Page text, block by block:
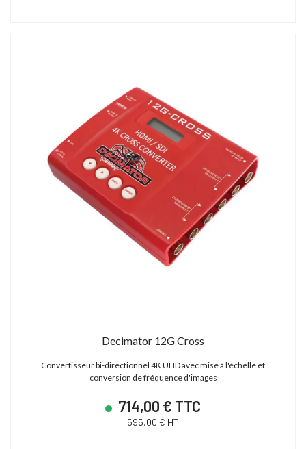
Decimator 12G Cross
Convertisseur bi-directionnel 4K UHD avec mise à l'échelle et
conversion de fréquence d'images
714,00 € TTC
595,00 € HT